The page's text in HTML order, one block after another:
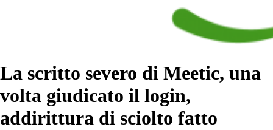
La scritto severo di Meetic, una
volta giudicato il login,
addirittura di sciolto fatto